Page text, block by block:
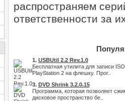
распространяем
ответственности за
1. USBUtil 2.2 Rev.1.0
Бесплатная утилита для записи
PlayStation 2 на флешку. Прог..
3. DVD Shrink 3.2.0.15
Программа, которая позволяет
дисковое пространство бе..